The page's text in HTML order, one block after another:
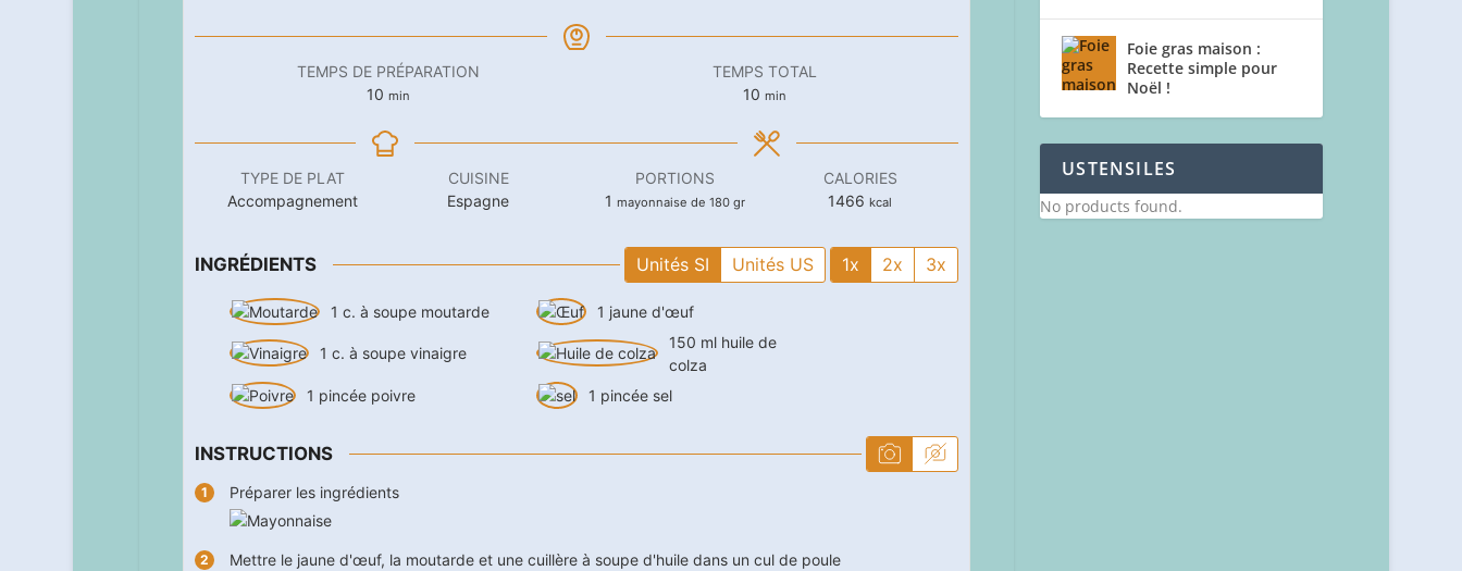
TEMPS DE PRÉPARATION
10minutes
min
TEMPS TOTAL
10minutes
min
TYPE DE PLAT
Accompagnement
CUISINE
Espagne
PORTIONS
1 mayonnaise de 180 gr
CALORIES
1466 kcal
INGRÉDIENTS Unités SI Unités US 1x 2x 3x
1 c. à soupe moutarde 1 jaune d'œuf
1 c. à soupe vinaigre
150 ml huile de
colza
1 pincée poivre 1 pincée sel
INSTRUCTIONS
Préparer les ingrédients
Mettre le jaune d'œuf, la moutarde et une cuillère à soupe d'huile dans un cul de poule
Foie gras maison :
Recette simple pour
Noël !
USTENSILES
No products found.